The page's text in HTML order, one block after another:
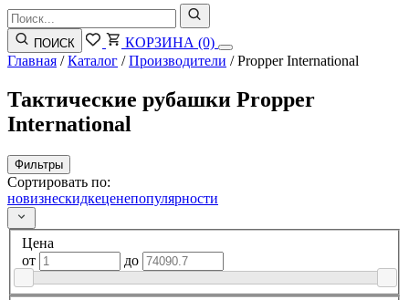
ПОИСК КОРЗИНА (0)
Главная /Каталог /Производители /Propper International
Тактические рубашки Propper
International
Фильтры
Сортировать по:
новизнескидкеценепопулярности
Цена
от
до